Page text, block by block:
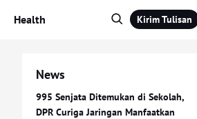
Health Kirim Tulisan
News
995 Senjata Ditemukan di Sekolah,
DPR Curiga Jaringan Manfaatkan